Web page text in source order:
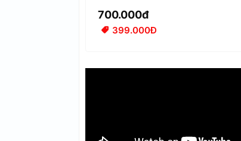
700.000đ
399.000Đ